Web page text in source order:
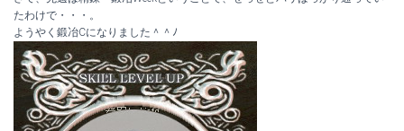
たわけで・・・。
ようやく鍛冶Cになりました＾＾ﾉ